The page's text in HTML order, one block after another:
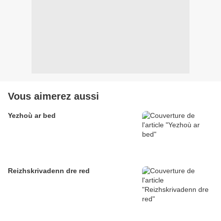
Vous aimerez aussi
Yezhoù ar bed
Reizhskrivadenn dre red